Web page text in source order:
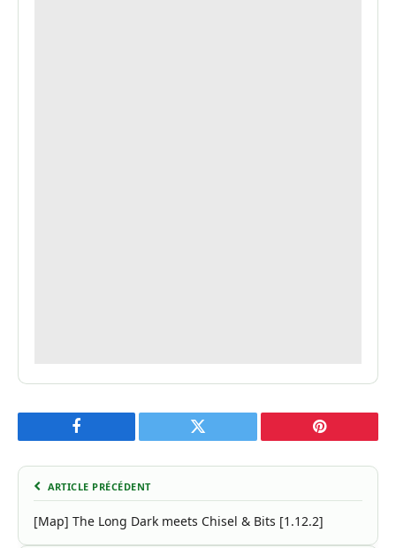
Facebook Twitter Pinterest
ARTICLE PRÉCÉDENT
[Map] The Long Dark meets Chisel & Bits [1.12.2]